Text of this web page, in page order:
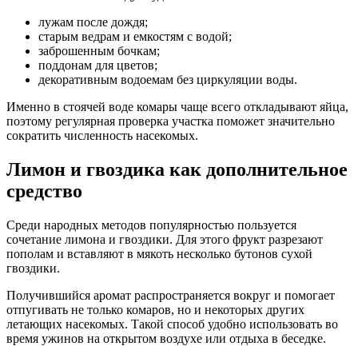
лужам после дождя;
старым ведрам и емкостям с водой;
заброшенным бочкам;
поддонам для цветов;
декоративным водоемам без циркуляции воды.
Именно в стоячей воде комары чаще всего откладывают яйца,
поэтому регулярная проверка участка поможет значительно
сократить численность насекомых.
Лимон и гвоздика как дополнительное
средство
Среди народных методов популярностью пользуется
сочетание лимона и гвоздики. Для этого фрукт разрезают
пополам и вставляют в мякоть несколько бутонов сухой
гвоздики.
Получившийся аромат распространяется вокруг и помогает
отпугивать не только комаров, но и некоторых других
летающих насекомых. Такой способ удобно использовать во
время ужинов на открытом воздухе или отдыха в беседке.